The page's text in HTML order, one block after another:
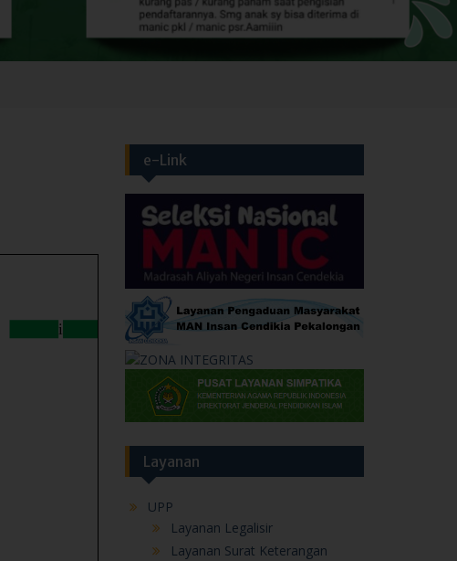
e-Link
Layanan
UPP
Layanan Legalisir
Layanan Surat Keterangan